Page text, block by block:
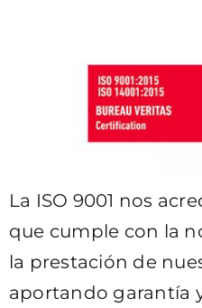
La ISO 9001 nos
que cumple con la
la prestación de
aportando garantía